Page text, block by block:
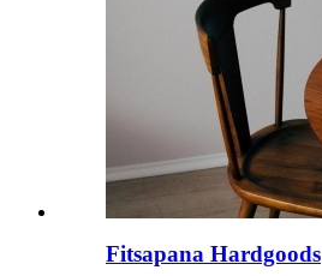
Fitsapana Hardgoods